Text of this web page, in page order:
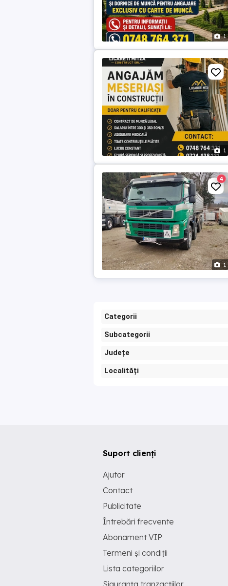
1
1
1
4
Categorii
Subcategorii
Județe
Localități
Suport clienți
Ajutor
Contact
Publicitate
Întrebări frecvente
Abonament VIP
Termeni și condiții
Lista categoriilor
Siguranța tranzacțiilor